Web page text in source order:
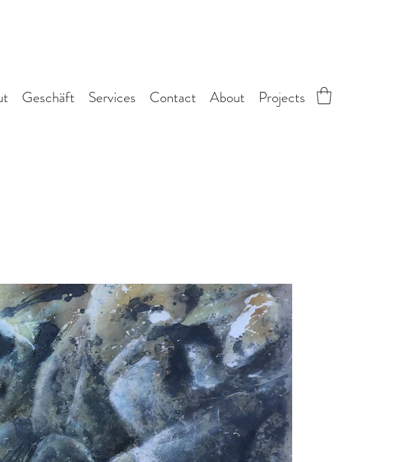
Geschäft Services Contact About Projects